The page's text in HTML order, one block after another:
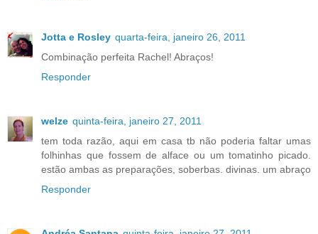
Jotta e Rosley quarta-feira, janeiro 26, 2011
Combinação perfeita Rachel! Abraços!
Responder
welze quinta-feira, janeiro 27, 2011
tem toda razão, aqui em casa tb não poderia faltar umas
folhinhas que fossem de alface ou um tomatinho picado.
estão ambas as preparações, soberbas. divinas. um abraço
Responder